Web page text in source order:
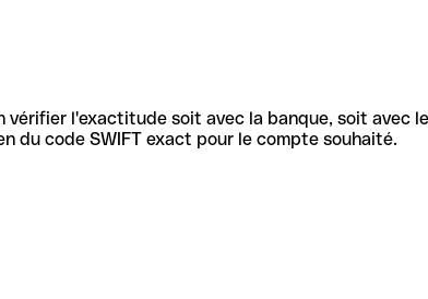
l'exactitude soit avec la banque, soit avec
du code SWIFT exact pour le compte souhaité.